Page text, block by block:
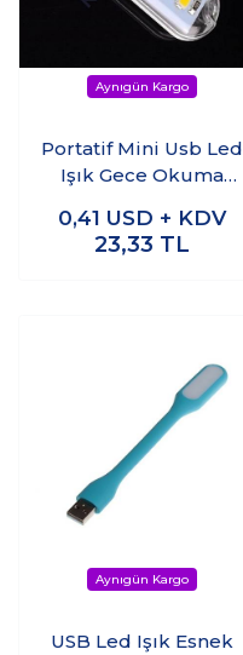
Portatif Mini Usb Led
Işık Gece Okuma
0,41 USD + KDV
23,33 TL
USB Led Işık Esnek